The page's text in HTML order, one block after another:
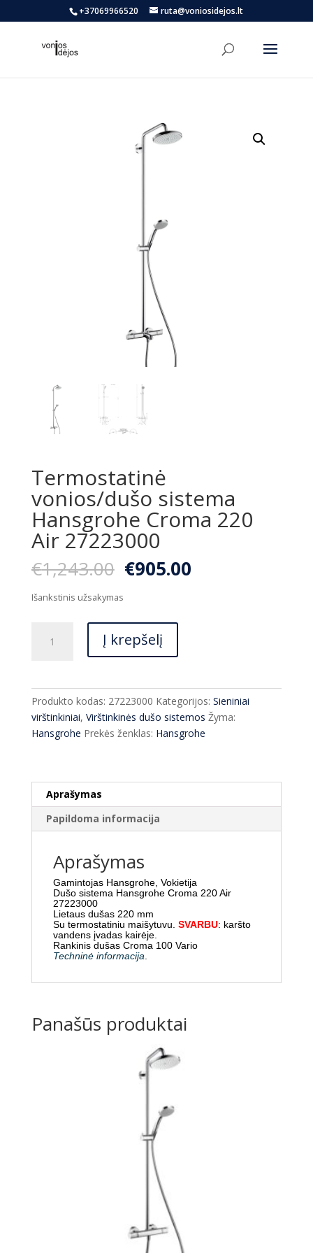
+37069966520 ruta@voniosidejos.lt
Termostatinė
vonios/dušo sistema
Hansgrohe Croma 220
Air 27223000
€1,243.00 Original
price
€1,243.00.
€905.00Current
Išankstinis užsakymas
kiekis:
Termostatinė
sistema
Hansgrohe
Croma
Į krepšelį
Produkto kodas: 27223000 Kategorijos: Sieniniai
virštinkiniai, Virštinkinės dušo sistemos Žyma:
Hansgrohe Prekės ženklas: Hansgrohe
Aprašymas
Papildoma informacija
Aprašymas
Gamintojas Hansgrohe, Vokietija
Dušo sistema Hansgrohe Croma 220 Air
27223000
Lietaus dušas 220 mm
Su termostatiniu maišytuvu. SVARBU: karšto
vandens įvadas kairėje.
Rankinis dušas Croma 100 Vario
Techninė informacija
Panašūs produktai